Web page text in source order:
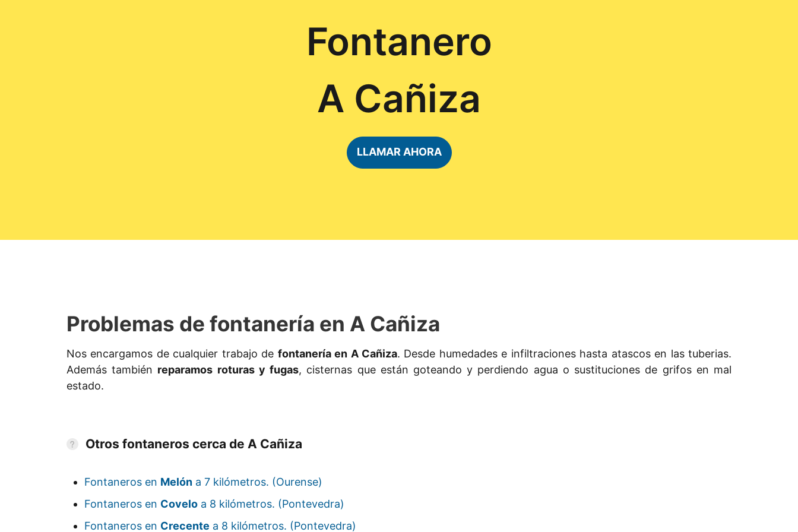
Fontanero
A Cañiza
LLAMAR AHORA
Problemas de fontanería en A Cañiza
Nos encargamos de cualquier trabajo de fontanería en A Cañiza. Desde humedades e infiltraciones hasta atascos en las tuberias.
Además también reparamos roturas y fugas, cisternas que están goteando y perdiendo agua o sustituciones de grifos en mal
estado.
Otros fontaneros cerca de A Cañiza
Fontaneros en Melón a 7 kilómetros. (Ourense)
Fontaneros en Covelo a 8 kilómetros. (Pontevedra)
Fontaneros en Crecente a 8 kilómetros. (Pontevedra)